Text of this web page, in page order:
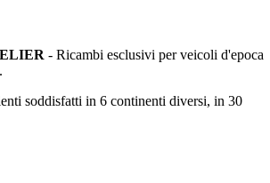
- Ricambi esclusivi per veicoli d'epoca
soddisfatti in 6 continenti diversi, in 30